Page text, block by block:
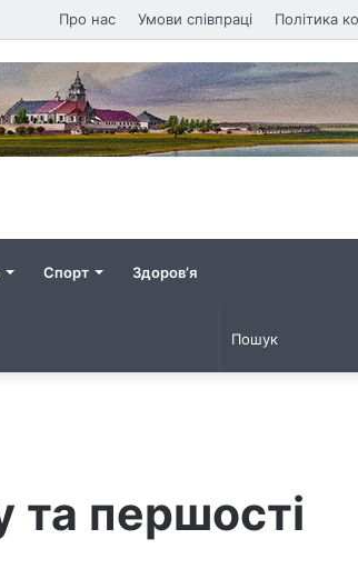
Про нас Умови співпраці Політика
Спорт Здоров’я
та першості